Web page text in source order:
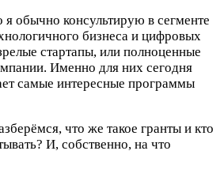
обычно консультирую в сегменте
бизнеса и цифровых
стартапы, или полноценные
Именно для них сегодня
самые интересные программы
что же такое гранты и кто
И, собственно, на что